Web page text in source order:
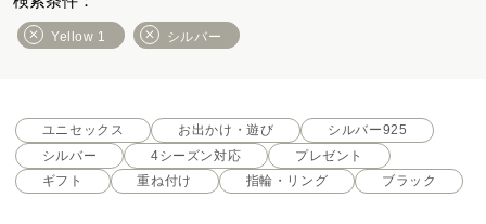
Yellow 1 シルバー
ユニセックス お出かけ・遊び
シルバー925
シルバー
4シーズン対応
プレゼント
ギフト
重ね付け 指輪・リング ブラック